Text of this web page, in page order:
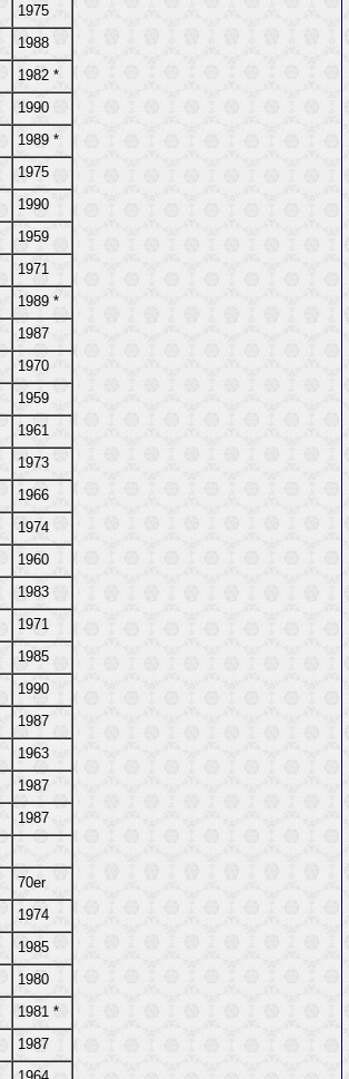
1975
1988
1982 *
1990
1989 *
1975
1990
1959
1971
1989 *
1987
1970
1959
1961
1973
1966
1974
1960
1983
1971
1985
1990
1987
1963
1987
1987
70er
1974
1985
1980
1981 *
1987